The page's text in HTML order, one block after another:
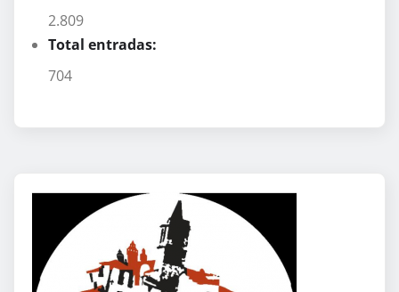
2.809
Total entradas:
704